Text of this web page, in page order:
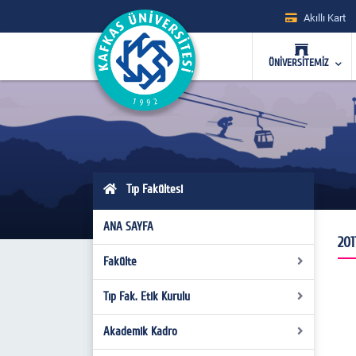
Akıllı Kart
ÜNİVERSİTEMİZ
Tıp Fakültesi
ANA SAYFA
Fakülte
Fakülte Yönetimi
Fakülte Kurulu
Tıp Fak. Etik Kurulu
Üyeler
Akademik Kadro